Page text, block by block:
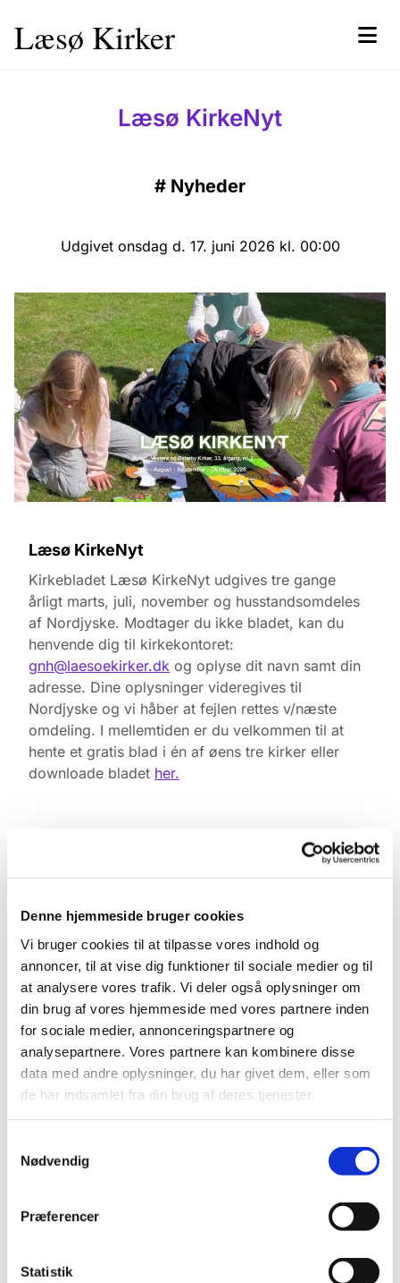
Denne hjemmeside bruger cookies
Vi bruger cookies til at tilpasse vores indhold og
annoncer, til at vise dig funktioner til sociale medier og til
at analysere vores trafik. Vi deler også oplysninger om
din brug af vores hjemmeside med vores partnere inden
for sociale medier, annonceringspartnere og
analysepartnere. Vores partnere kan kombinere disse
data med andre oplysninger, du har givet dem, eller som
de har indsamlet fra din brug af deres tjenester.
Nødvendig
Præferencer
Statistik
Læsø Kirker
Læsø KirkeNyt
# Nyheder
Udgivet onsdag d. 17. juni 2026 kl. 00:00
Læsø KirkeNyt
Kirkebladet Læsø KirkeNyt udgives tre gange
årligt marts, juli, november og husstandsomdeles
af Nordjyske. Modtager du ikke bladet, kan du
henvende dig til kirkekontoret:
gnh@laesoekirker.dk og oplyse dit navn samt din
adresse. Dine oplysninger videregives til
Nordjyske og vi håber at fejlen rettes v/næste
omdeling. I mellemtiden er du velkommen til at
hente et gratis blad i én af øens tre kirker eller
downloade bladet her.
Du vil måske også kunne
lide...